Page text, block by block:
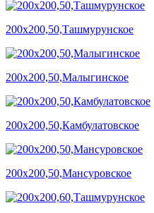
200х200,50,Ташмурунское
200х200,50,Малыгинское
200х200,50,Камбулатовское
200х200,50,Мансуровское